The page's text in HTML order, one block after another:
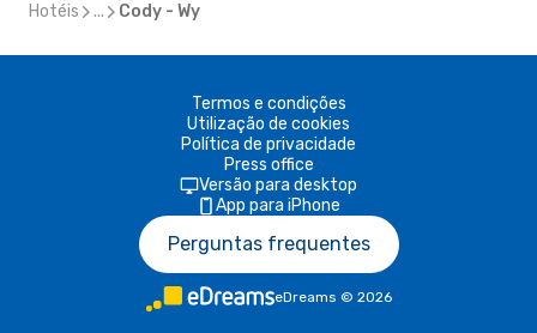
Hotéis ... Cody - Wy
Termos e condições
Utilização de cookies
Política de privacidade
Press office
Versão para desktop
App para iPhone
Perguntas frequentes
eDreams © 2026